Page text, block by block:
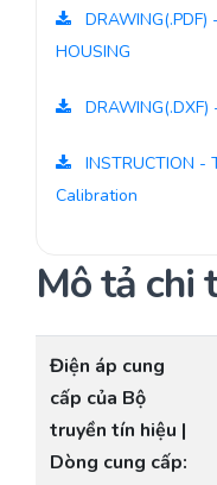
DRAWING(.PDF)
HOUSING
DRAWING(.DXF)
INSTRUCTION
Calibration
Mô tả chi
Điện áp cung
cấp của Bộ
truyền tín hiệu |
Dòng cung cấp: